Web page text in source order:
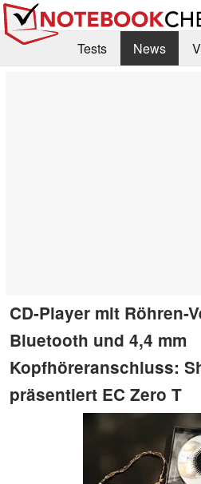
Tests News
CD-Player mit Röhren-
Bluetooth und 4,4 mm
Kopfhöreranschluss:
präsentiert EC Zero T